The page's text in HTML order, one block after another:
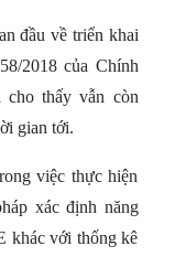
đầu về triển khai
2018 của Chính
cho thấy vẫn còn
gian tới.
việc thực hiện
xác định năng
khác với thống kê